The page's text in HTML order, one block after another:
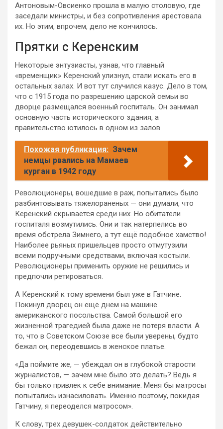
Антоновым-Овсиенко прошла в малую столовую, где
заседали министры, и без сопротивления арестовала
их. Но этим, впрочем, дело не кончилось.
Прятки с Керенским
Некоторые энтузиасты, узнав, что главный
«временщик» Керенский улизнул, стали искать его в
остальных залах. И вот тут случился казус. Дело в том,
что с 1915 года по разрешению царской семьи во
дворце размещался военный госпиталь. Он занимал
основную часть исторического здания, а
правительство ютилось в одном из залов.
Похожая публикация: Зачем
немцы рвались на Мамаев
курган в 1942 году
Революционеры, вошедшие в раж, попытались было
разбинтовывать тяжелораненых — они думали, что
Керенский скрывается среди них. Но обитатели
госпиталя возмутились. Они и так натерпелись во
время обстрела Зимнего, а тут ещё подобное хамство!
Наиболее рьяных пришельцев просто отмутузили
всеми подручными средствами, включая костыли.
Революционеры применить оружие не решились и
предпочли ретироваться.
А Керенский к тому времени был уже в Гатчине.
Покинул дворец он ещё днем на машине
американского посольства. Самой большой его
жизненной трагедией была даже не потеря власти. А
то, что в Советском Союзе все были уверены, будто
бежал он, переодевшись в женское платье.
«Да поймите же, — убеждал он в глубокой старости
журналистов, — зачем мне было это делать? Ведь я
бы только привлек к себе внимание. Меня бы матросы
попытались изнасиловать. Именно поэтому, покидая
Гатчину, я переоделся матросом».
К слову, трех девушек-солдаток действительно